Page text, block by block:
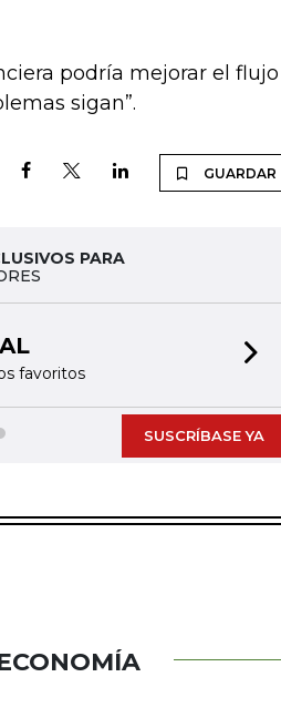
podría mejorar el flujo
sigan”.
GUARDAR
PARA
favoritos
SUSCRÍBASE YA